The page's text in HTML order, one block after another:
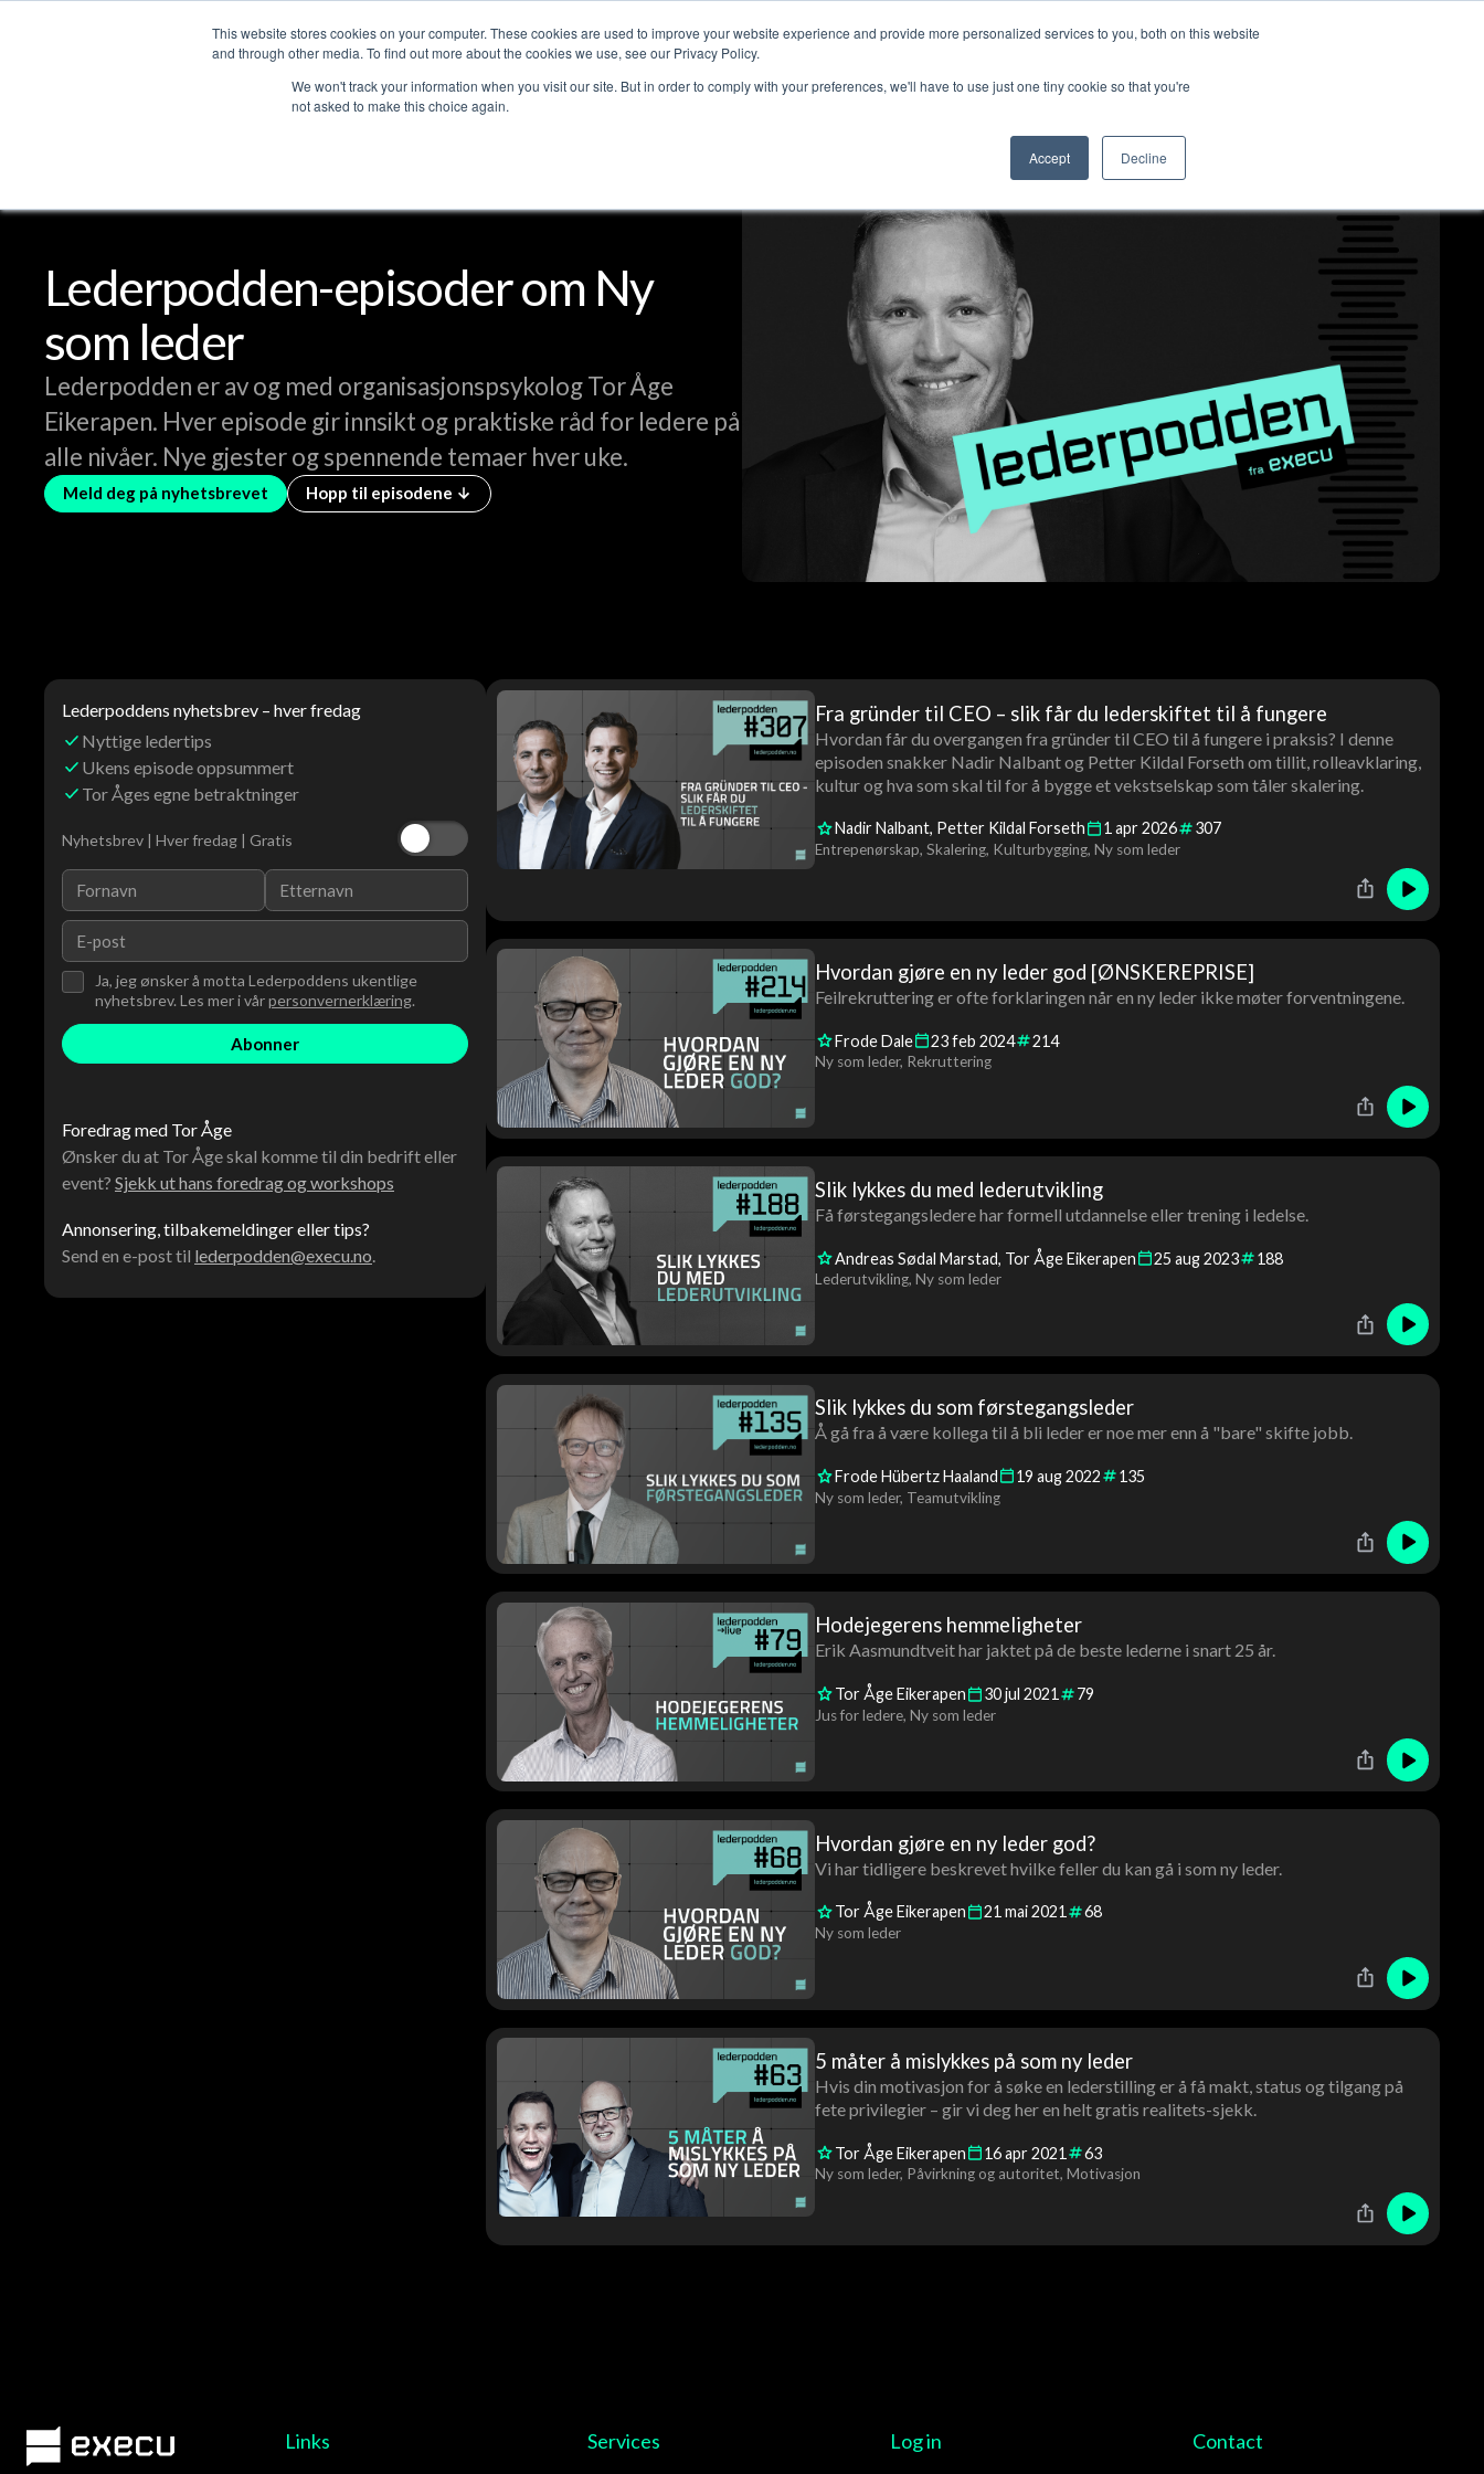
This website stores cookies on your computer. These cookies are used to improve your website experience and provide more personalized services to you, both on this website
and through other media. To find out more about the cookies we use, see our Privacy Policy.
We won't track your information when you visit our site. But in order to comply with your preferences, we'll have to use just one tiny cookie so that you're
not asked to make this choice again.
Accept Decline
Services Customer stories The Leadership Podcast About us Log in Contact us
Lederpodden-episoder om Ny
som leder
Lederpodden er av og med organisasjonspsykolog Tor Åge
Eikerapen. Hver episode gir innsikt og praktiske råd for ledere på
alle nivåer. Nye gjester og spennende temaer hver uke.
Meld deg på nyhetsbrevet Hopp til episodene
Lederpoddens nyhetsbrev – hver fredag
Nyttige ledertips
Ukens episode oppsummert
Tor Åges egne betraktninger
Nyhetsbrev | Hver fredag | Gratis
Ja, jeg ønsker å motta Lederpoddens ukentlige
nyhetsbrev. Les mer i vårpersonvernerklæring.
Foredrag med Tor Åge
Ønsker du at Tor Åge skal komme til din bedrift eller
event? Sjekk ut hans foredrag og workshops
Annonsering, tilbakemeldinger eller tips?
Send en e-post til lederpodden@execu.no.
Fra gründer til CEO – slik får du lederskiftet til å fungere
Hvordan får du overgangen fra gründer til CEO til å fungere i praksis? I denne
episoden snakker Nadir Nalbant og Petter Kildal Forseth om tillit, rolleavklaring,
kultur og hva som skal til for å bygge et vekstselskap som tåler skalering.
Nadir Nalbant Petter Kildal Forseth 1 apr2026 307
Entrepenørskap Skalering Kulturbygging Ny som leder
Hvordan gjøre en ny leder god [ØNSKEREPRISE]
Feilrekruttering er ofte forklaringen når en ny leder ikke møter forventningene.
Frode Dale 23feb 2024 214
Ny som leder Rekruttering
Slik lykkes du med lederutvikling
Få førstegangsledere har formell utdannelse eller trening i ledelse.
Andreas Sødal Marstad Tor Åge Eikerapen 25 aug2023 188
Lederutvikling Ny som leder
Slik lykkes du som førstegangsleder
Å gå fra å være kollega til å bli leder er noe mer enn å "bare" skifte jobb.
Frode Hübertz Haaland 19 aug2022 135
Ny som leder Teamutvikling
Hodejegerens hemmeligheter
Erik Aasmundtveit har jaktet på de beste lederne i snart 25 år.
Tor Åge Eikerapen 30jul 2021 79
Jus for ledere Ny som leder
Hvordan gjøre en ny leder god?
Vi har tidligere beskrevet hvilke feller du kan gå i som ny leder.
Tor Åge Eikerapen 21 mai2021 68
Ny som leder
5 måter å mislykkes på som ny leder
Hvis din motivasjon for å søke en lederstilling er å få makt, status og tilgang på
fete privilegier – gir vi deg her en helt gratis realitets-sjekk.
Tor Åge Eikerapen 16apr2021 63
Ny som leder Påvirkning og autoritet Motivasjon
Links Services Log in Contact